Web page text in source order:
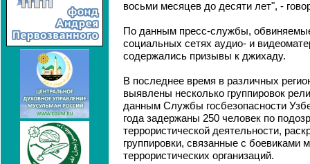
восьми месяцев до десяти лет", -
По данным пресс-службы,
социальных сетях аудио- и
содержались призывы к джихаду.
В последнее время в различных
выявлены несколько группировок
данным Службы госбезопасности
года задержаны 250 человек по
террористической деятельности,
группировки, связанные с боевиками
террористических организаций.